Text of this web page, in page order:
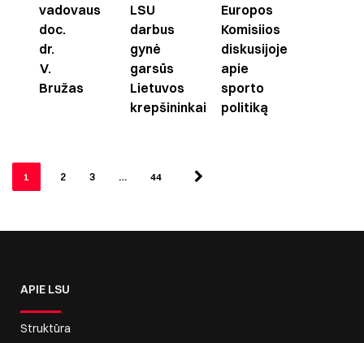
vadovaus
doc.
dr.
V.
Bružas
LSU
darbus
gynė
garsūs
Lietuvos
krepšininkai
Europos
Komisiios
diskusijoje
apie
sporto
politiką
1 2 3 … 44
APIE LSU
Struktūra